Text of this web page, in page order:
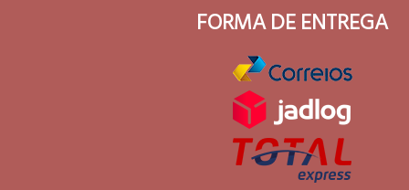
FORMA DE ENTREGA